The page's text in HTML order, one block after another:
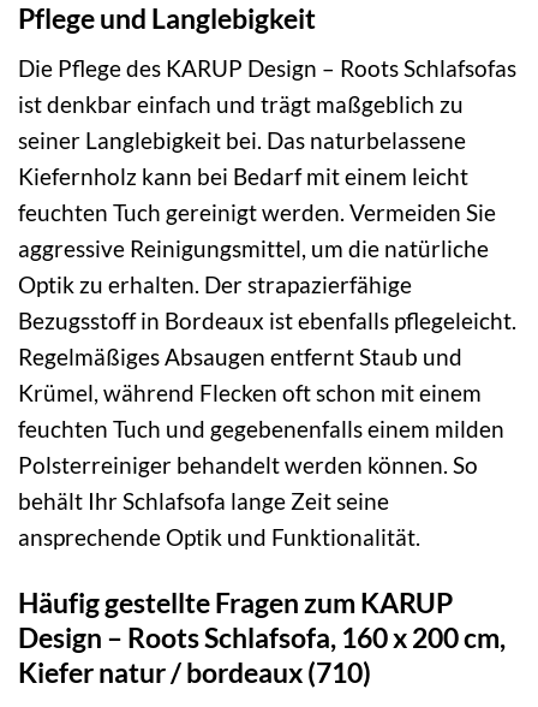
Pflege und Langlebigkeit
Die Pflege des KARUP Design – Roots Schlafsofas
ist denkbar einfach und trägt maßgeblich zu
seiner Langlebigkeit bei. Das naturbelassene
Kiefernholz kann bei Bedarf mit einem leicht
feuchten Tuch gereinigt werden. Vermeiden Sie
aggressive Reinigungsmittel, um die natürliche
Optik zu erhalten. Der strapazierfähige
Bezugsstoff in Bordeaux ist ebenfalls pflegeleicht.
Regelmäßiges Absaugen entfernt Staub und
Krümel, während Flecken oft schon mit einem
feuchten Tuch und gegebenenfalls einem milden
Polsterreiniger behandelt werden können. So
behält Ihr Schlafsofa lange Zeit seine
ansprechende Optik und Funktionalität.
Häufig gestellte Fragen zum KARUP
Design – Roots Schlafsofa, 160 x 200 cm,
Kiefer natur / bordeaux (710)